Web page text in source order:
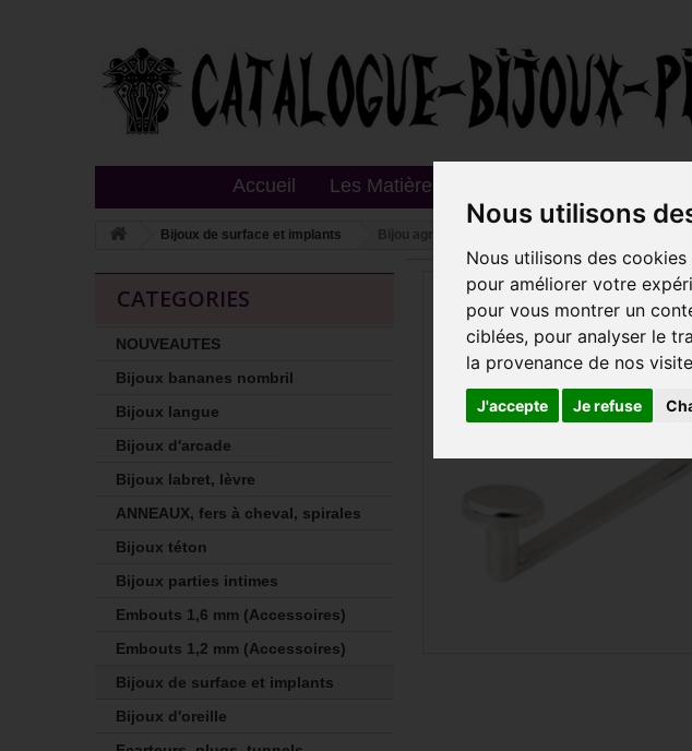
Nous utilisons
Nous utilisons des
pour améliorer votre
pour vous montrer un
ciblées, pour analyser le
la provenance de nos
J'accepte Je refuse
Accueil Les Matières
Bijoux de surface et implants Bijou agrafe pour implant, barre droite coudée
CATEGORIES
NOUVEAUTES
Bijoux bananes nombril
Bijoux langue
Bijoux d'arcade
Bijoux labret, lèvre
ANNEAUX, fers à cheval, spirales
Bijoux téton
Bijoux parties intimes
Embouts 1,6 mm (Accessoires)
Embouts 1,2 mm (Accessoires)
Bijoux de surface et implants
Bijoux d'oreille